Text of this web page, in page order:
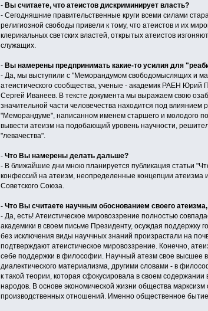
-Вы считаете, что атеистов дискриминирует власть?
- Сегодняшние правительственные круги всеми силами
религиозной свободы привели к тому, что атеистов и их
клерикальных светских властей, открытых атеистов
служащих.
-Вы намерены предпринимать какие-то усилия для
- Да, мы выступили с "Меморандумом свободомыслящих и
атеистического сообщества, ученые - академик РАЕН
Сергей Иванеев. В тексте документа мы выражаем свою
значительной части человечества находится под
"Меморандуме", написанном именем старшего и молодого
вывести атеизм на подобающий уровень научности,
"левачества".
-Что Вы намерены делать дальше?
- В ближайшие дни мною планируется публикация статьи
конфессий на атеизм, неопределенные концепции атеизма
Советского Союза.
- Что Вы считаете научным обоснованием своего
- Да, есть! Атеистическое мировоззрение полностью
академики в своем письме Президенту, осуждая поддержку
без исключения виды науччных знаний произрастали на
подтверждают атеистическое мировоззрение. Конечно,
себе поддержки в философии. Научный атезм свое высшее
диалектического материализма, другими словами - в
к такой теории, которая сфокусировала в своем
народов. В основе экономической жизни общества
производственных отношений. Именно общественное